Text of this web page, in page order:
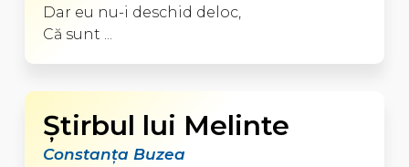
Dar eu nu-i deschid deloc,
Că sunt ...
Ştirbul lui Melinte
Constanţa Buzea